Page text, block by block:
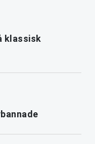
klassisk